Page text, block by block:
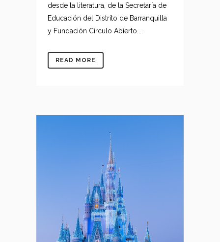
desde la literatura, de la Secretaría de
Educación del Distrito de Barranquilla
y Fundación Círculo Abierto....
READ MORE